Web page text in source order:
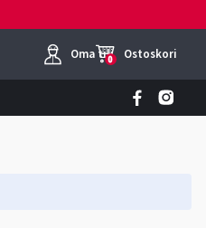
Oma tili
0 Ostoskori